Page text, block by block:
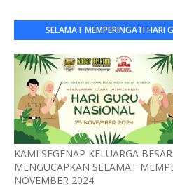
SELAMAT MEMPERINGATI HARI
KAMI SEGENAP KELUARGA
MENGUCAPKAN SELAMAT
NOVEMBER 2024